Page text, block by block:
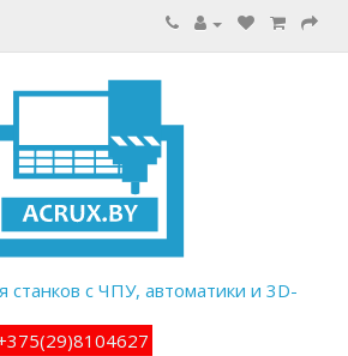
с ЧПУ, автоматики и 3D-